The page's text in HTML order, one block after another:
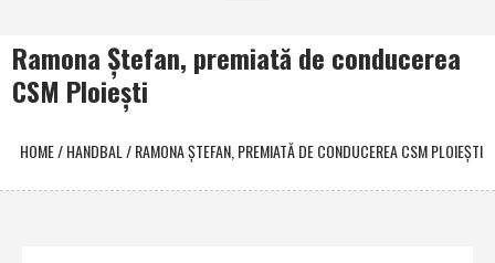
Ramona Ştefan, premiată de conducerea
CSM Ploieşti
HOME/HANDBAL/RAMONA ŞTEFAN, PREMIATĂ DE CONDUCEREA CSM PLOIEŞTI